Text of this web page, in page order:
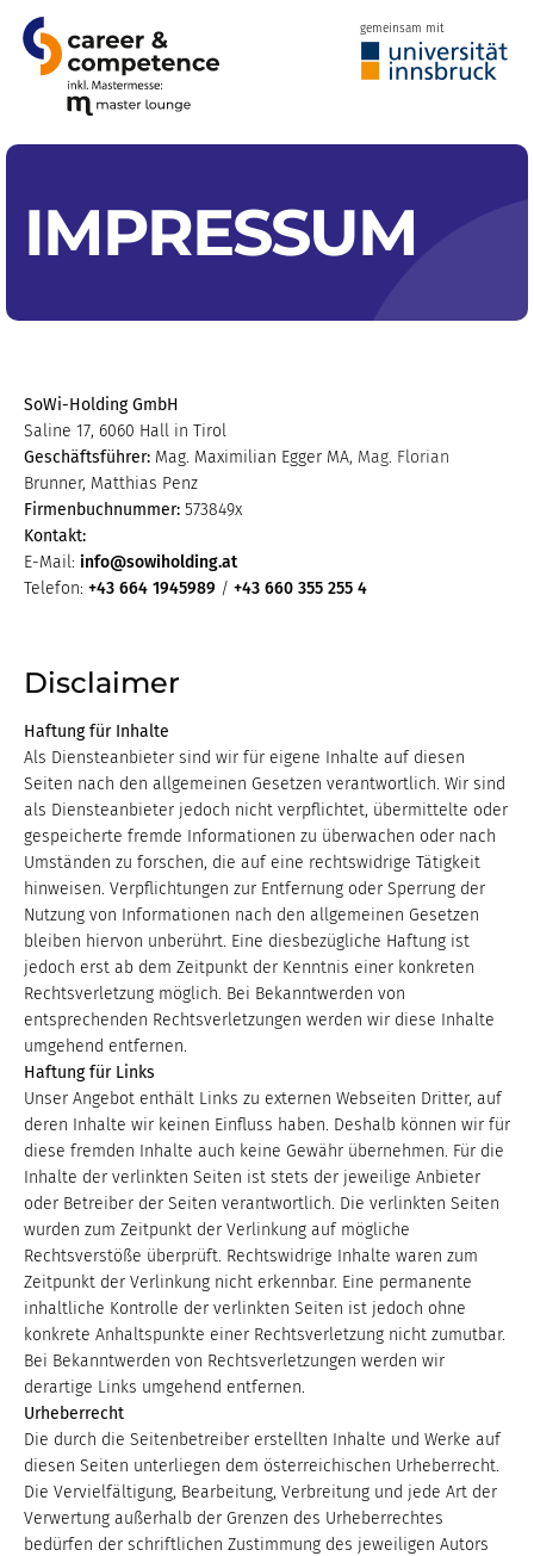
gemeinsam mit
IMPRESSUM
SoWi-Holding GmbH
Saline 17, 6060 Hall in Tirol
Geschäftsführer: Mag. Maximilian Egger MA, Mag. Florian
Brunner, Matthias Penz
Firmenbuchnummer: 573849x
Kontakt:
E-Mail: info@sowiholding.at
Telefon: +43 664 1945989 / +43 660 355 255 4
Disclaimer
Haftung für Inhalte
Als Diensteanbieter sind wir für eigene Inhalte auf diesen
Seiten nach den allgemeinen Gesetzen verantwortlich. Wir sind
als Diensteanbieter jedoch nicht verpflichtet, übermittelte oder
gespeicherte fremde Informationen zu überwachen oder nach
Umständen zu forschen, die auf eine rechtswidrige Tätigkeit
hinweisen. Verpflichtungen zur Entfernung oder Sperrung der
Nutzung von Informationen nach den allgemeinen Gesetzen
bleiben hiervon unberührt. Eine diesbezügliche Haftung ist
jedoch erst ab dem Zeitpunkt der Kenntnis einer konkreten
Rechtsverletzung möglich. Bei Bekanntwerden von
entsprechenden Rechtsverletzungen werden wir diese Inhalte
umgehend entfernen.
Haftung für Links
Unser Angebot enthält Links zu externen Webseiten Dritter, auf
deren Inhalte wir keinen Einfluss haben. Deshalb können wir für
diese fremden Inhalte auch keine Gewähr übernehmen. Für die
Inhalte der verlinkten Seiten ist stets der jeweilige Anbieter
oder Betreiber der Seiten verantwortlich. Die verlinkten Seiten
wurden zum Zeitpunkt der Verlinkung auf mögliche
Rechtsverstöße überprüft. Rechtswidrige Inhalte waren zum
Zeitpunkt der Verlinkung nicht erkennbar. Eine permanente
inhaltliche Kontrolle der verlinkten Seiten ist jedoch ohne
konkrete Anhaltspunkte einer Rechtsverletzung nicht zumutbar.
Bei Bekanntwerden von Rechtsverletzungen werden wir
derartige Links umgehend entfernen.
Urheberrecht
Die durch die Seitenbetreiber erstellten Inhalte und Werke auf
diesen Seiten unterliegen dem österreichischen Urheberrecht.
Die Vervielfältigung, Bearbeitung, Verbreitung und jede Art der
Verwertung außerhalb der Grenzen des Urheberrechtes
bedürfen der schriftlichen Zustimmung des jeweiligen Autors